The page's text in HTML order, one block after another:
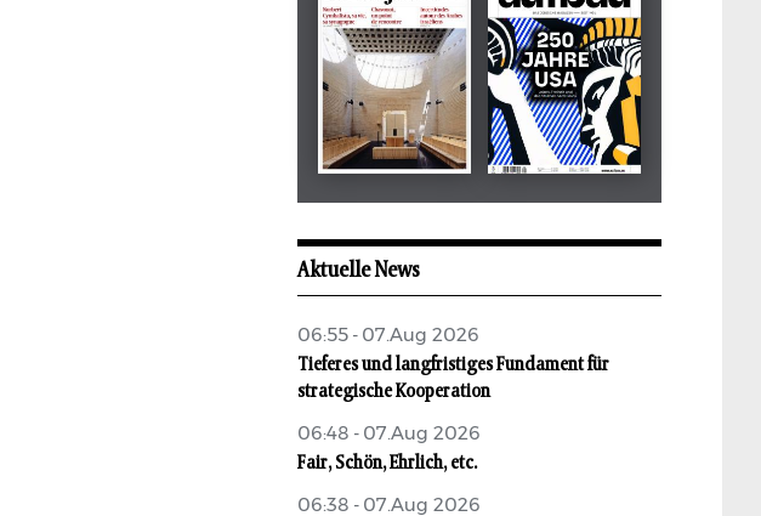
tachles Beilage
Mai 2026 Mai 2026
Aktuelle News
06:55 - 07.Aug 2026
Tieferes und langfristiges Fundament für
strategische Kooperation
06:48 - 07.Aug 2026
Fair, Schön, Ehrlich, etc.
06:38 - 07.Aug 2026